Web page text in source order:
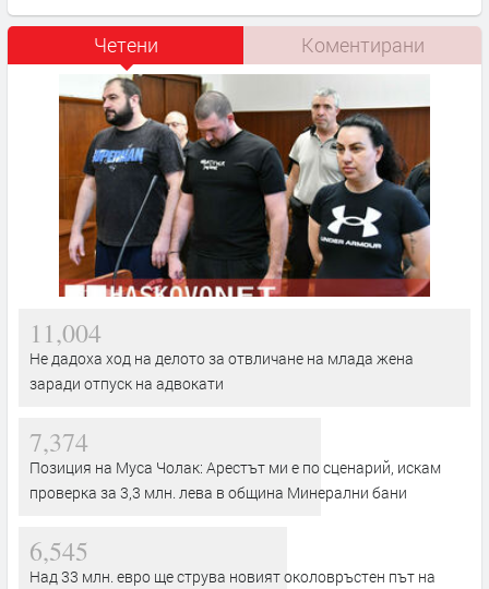
Четени Коментирани
11,004
Не дадоха ход на делото за отвличане на млада жена
заради отпуск на адвокати
7,374
Позиция на Муса Чолак: Арестът ми е по сценарий, искам
проверка за 3,3 млн. лева в община Минерални бани
6,545
Над 33 млн. евро ще струва новият околовръстен път на